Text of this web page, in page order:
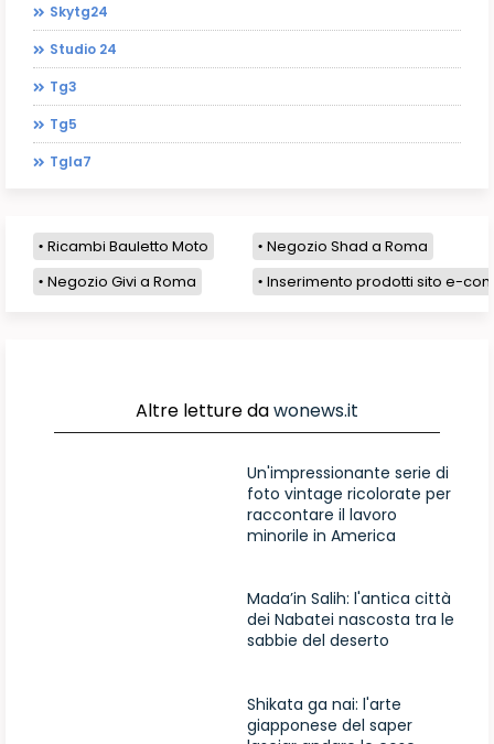
Skytg24
Studio 24
Tg3
Tg5
Tgla7
Ricambi Bauletto Moto
Negozio Shad a Roma
Negozio Givi a Roma
Inserimento prodotti sito e-
Altre letture dawonews.it
Un'impressionante serie di
foto vintage ricolorate per
raccontare il lavoro
minorile in America
Mada’in Salih: l'antica città
dei Nabatei nascosta tra le
sabbie del deserto
Shikata ga nai: l'arte
giapponese del saper